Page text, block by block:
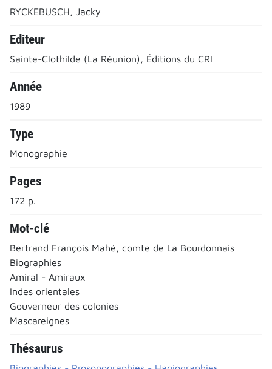
RYCKEBUSCH, Jacky
Editeur
Sainte-Clothilde (La Réunion), Éditions du CRI
Année
1989
Type
Monographie
Pages
172 p.
Mot-clé
Bertrand François Mahé, comte de La Bourdonnais
Biographies
Amiral - Amiraux
Indes orientales
Gouverneur des colonies
Mascareignes
Thésaurus